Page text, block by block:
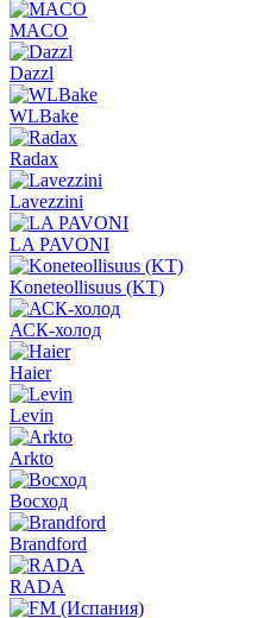
MACO
Dazzl
WLBake
Radax
Lavezzini
LA PAVONI
Koneteollisuus (KT)
АСК-холод
Haier
Levin
Arkto
Восход
Brandford
RADA